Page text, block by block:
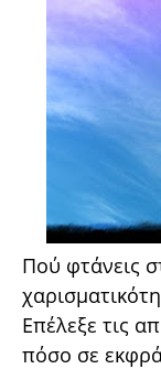
Πού φτάνεις
Επέλεξε τις
πόσο σε